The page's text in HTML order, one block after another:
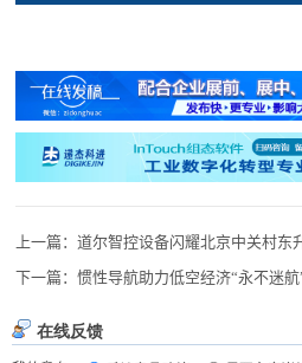
上一篇：道尔智控设备闪耀北京中关村东
下一篇：惯性导航助力低空经济“永不迷航